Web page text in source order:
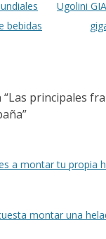
bebidas
Ugolini
Las principales
”
a montar tu propia
montar una